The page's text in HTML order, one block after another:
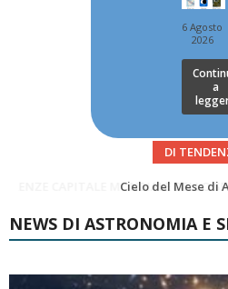
6 Agosto
2026
a
DI
Cielo del Mese di
SUPERNOVAE aggiornamenti
NEWS DI ASTRONOMIA E